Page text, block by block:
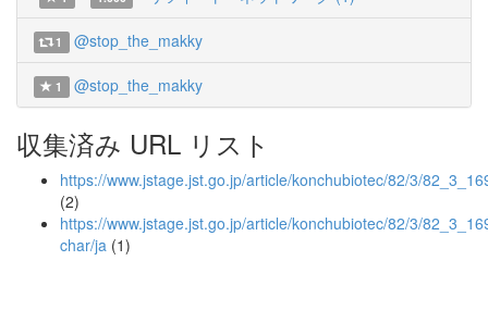
1 @stop_the_makky
1 @stop_the_makky
収集済み URL リスト
https://www.jstage.jst.go.jp/article/konchubiotec/82/3/
(2)
https://www.jstage.jst.go.jp/article/konchubiotec/82/3/
char/ja (1)